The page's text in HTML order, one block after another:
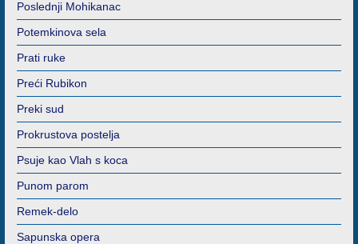
Poslednji Mohikanac
Potemkinova sela
Prati ruke
Preći Rubikon
Preki sud
Prokrustova postelja
Psuje kao Vlah s koca
Punom parom
Remek-delo
Sapunska opera